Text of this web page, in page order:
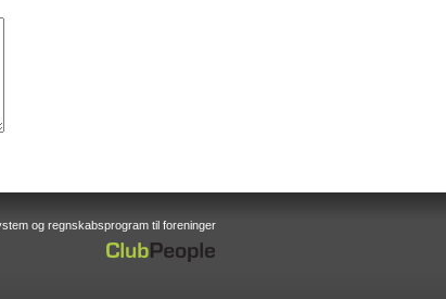
og regnskabsprogram til foreninger